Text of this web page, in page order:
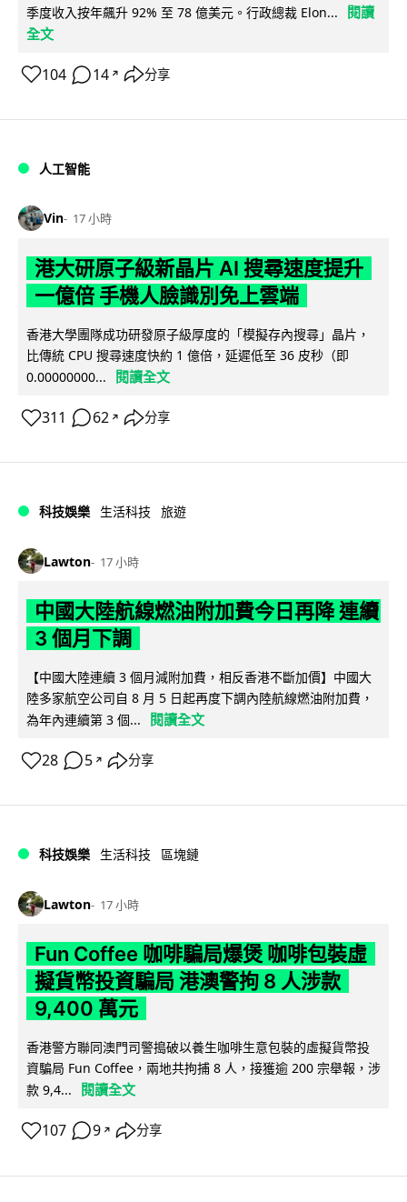
季度收入按年飆升 92% 至 78 億美元。行政總裁 Elon...
閱讀
全文
104 14 ↗ 分享
人工智能
Vin 17 小時
港大研原子級新晶片 AI 搜尋速度提升
一億倍 手機人臉識別免上雲端
香港大學團隊成功研發原子級厚度的「模擬存內搜尋」晶片，
比傳統 CPU 搜尋速度快約 1 億倍，延遲低至 36 皮秒（即
0.00000000...
閱讀全文
311 62 ↗ 分享
科技娛樂 生活科技 旅遊
Lawton 17 小時
中國大陸航線燃油附加費今日再降 連續
3 個月下調
【中國大陸連續 3 個月減附加費，相反香港不斷加價】中國大
陸多家航空公司自 8 月 5 日起再度下調內陸航線燃油附加費，
為年內連續第 3 個...
閱讀全文
28 5 ↗ 分享
科技娛樂 生活科技 區塊鏈
Lawton 17 小時
Fun Coffee 咖啡騙局爆煲 咖啡包裝虛
擬貨幣投資騙局 港澳警拘 8 人涉款
9,400 萬元
香港警方聯同澳門司警搗破以養生咖啡生意包裝的虛擬貨幣投
資騙局 Fun Coffee，兩地共拘捕 8 人，接獲逾 200 宗舉報，涉
款 9,4...
閱讀全文
107 9 ↗ 分享